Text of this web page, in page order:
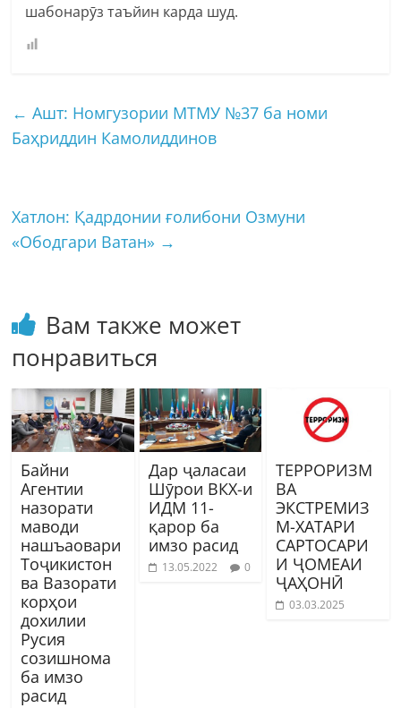
шабонарӯз таъйин карда шуд.
← Ашт: Номгузории МТМУ №37 ба номи
Баҳриддин Камолиддинов
Хатлон: Қадрдонии ғолибони Озмуни
«Ободгари Ватан» →
Вам также может
понравиться
Байни
Агентии
назорати
маводи
нашъаовари
Тоҷикистон
ва Вазорати
корҳои
дохилии
Русия
созишнома
ба имзо
расид
Дар ҷаласаи
Шӯрои ВКХ-и
ИДМ 11-
қарор ба
имзо расид
13.05.2022 0
ТЕРРОРИЗМ
ВА
ЭКСТРЕМИЗ
М-ХАТАРИ
САРТОСАРИ
И ҶОМЕАИ
ҶАҲОНӢ
03.03.2025